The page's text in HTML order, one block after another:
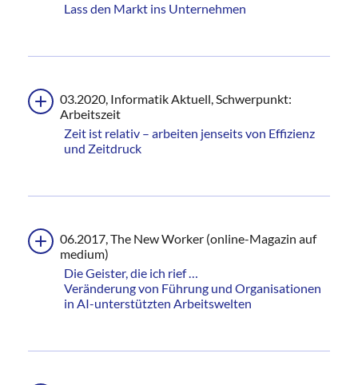
Lass den Markt ins Unternehmen
03.2020, Informatik Aktuell, Schwerpunkt:
Arbeitszeit
Zeit ist relativ – arbeiten jenseits von Effizienz
und Zeitdruck
06.2017, The New Worker (online-Magazin auf
medium)
Die Geister, die ich rief …
Veränderung von Führung und Organisationen
in AI-unterstützten Arbeitswelten